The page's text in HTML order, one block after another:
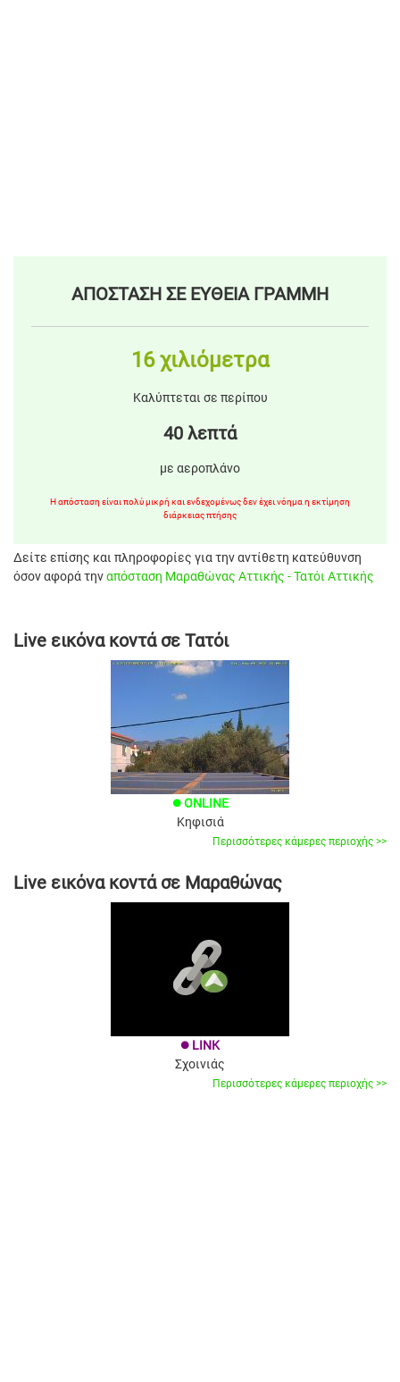
ΑΠΟΣΤΑΣΗ ΣΕ ΕΥΘΕΙΑ ΓΡΑΜΜΗ
16 χιλιόμετρα
Καλύπτεται σε περίπου
40 λεπτά
με αεροπλάνο
Η απόσταση είναι πολύ μικρή και ενδεχομένως δεν έχει νόημα η εκτίμηση
διάρκειας πτήσης
Δείτε επίσης και πληροφορίες για την αντίθετη κατεύθυνση
όσον αφορά τηναπόσταση Μαραθώνας Αττικής - Τατόι Αττικής
Live εικόνα κοντά σε Τατόι
brightness_1 ONLINE
Κηφισιά
Περισσότερες κάμερες περιοχής >>
Live εικόνα κοντά σε Μαραθώνας
brightness_1 LINK
Σχοινιάς
Περισσότερες κάμερες περιοχής >>